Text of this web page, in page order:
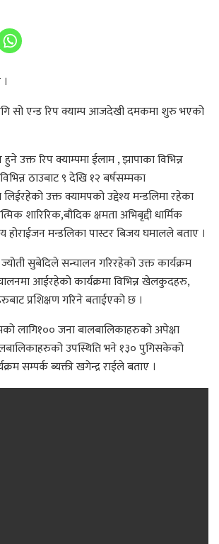
सो एन्ड रिप क्याम्प आजदेखी दमकमा शुरु भएको
उक्त रिप क्याम्पमा ईलाम , झापाका विभिन्न
ठाउबाट ९ देखि १२ बर्षसम्मका
उक्त क्यामपको उद्देश्य मन्डलिमा रहेका
शारिरिक,बौदिक क्षमता अभिबृद्दी धार्मिक
होराईजन मन्डलिका पास्टर बिजय घमालले बताए ।
सुबेदिले सन्चालन गरिरहेको उक्त कार्यक्रम
आईरहेको कार्यक्रमा विभिन्न खेलकुदहरु,
प्रशिक्षण गरिने बताईएको छ ।
लागि१०० जना बालबालिकाहरुको अपेक्षा
उपस्थिति भने १३० पुगिसकेको
सम्पर्क ब्यक्ती खगेन्द्र राईले बताए ।